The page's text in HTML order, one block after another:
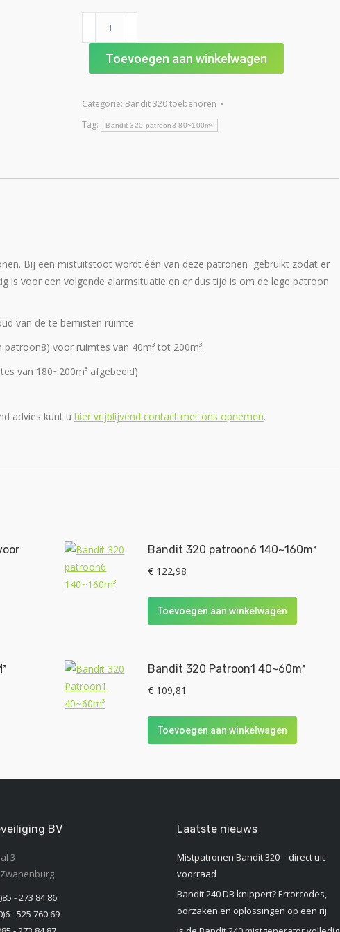
patroon3
80~100m³
Toevoegen aan winkelwagen
Categorie: Bandit 320 toebehoren
Tag:
Bandit 320 patroon3 80~100m³
Bij een mistuitstoot wordt één van deze patronen gebruikt zodat er
is voor een volgende alarmsituatie en er dus tijd is om de lege patroon
van de te bemisten ruimte.
voor ruimtes van 40m³ tot 200m³.
van 180~200m³ afgebeeld)
advies kunt u hier vrijblijvend contact met ons opnemen.
Bandit 320 patroon6 140~160m³
€ 122,98
Toevoegen aan winkelwagen
Bandit 320 Patroon1 40~60m³
€ 109,81
Toevoegen aan winkelwagen
BV
3
Zwanenburg
- 273 84 86
- 525 760 69
Laatste nieuws
Mistpatronen Bandit 320 – direct uit
voorraad
Bandit 240 DB knippert? Errorcodes,
oorzaken en oplossingen op een rij